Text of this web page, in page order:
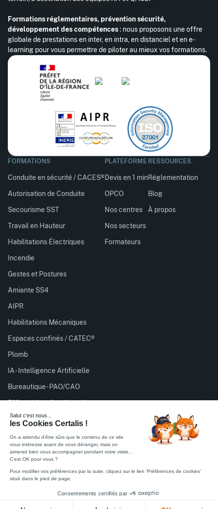
Formations réglementaires, prévention sécurité,
développement des compétences: nous proposons une offre
globale de prestations en inter, en intra, en distanciel et en e-
learning pour vous permettre de piloter au mieux vos formations.
FORMATIONS
Conduite en sécurité / CACES®
Autorisation de Conduite
Secourisme SST
Travail en Hauteur
Habilitations Électriques
Incendie
Gestes et Postures
Amiante SS4
AIPR
Habilitations Mécaniques
Espaces confinés / CATEC®
Plomb
IA - Intelligence Artificielle
Bureautique - PAO/CAO
Efficacité professionnelle
PLATEFORME
Devis en 1 min
OPCO
Nos centres
Nos secteurs
Formateurs
RESSOURCES
Réglementation
Blog
À propos
Certalis est organisme de formation enregistré sous le
numéro 11756932075 auprès du préfet de région d’Île-de-
France. Cet enregistrement ne vaut pas agrément de l’État.
Feuille émargement stagiaireFeuille satisfaction stagiaire
Mentions légalesCertifié ISO 27001